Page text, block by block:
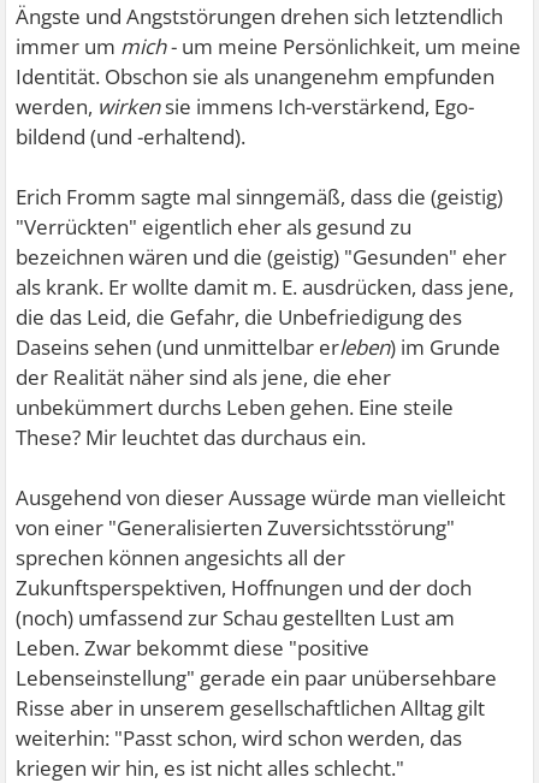
Ängste und Angststörungen drehen sich letztendlich
immer um mich- um meine Persönlichkeit, um meine
Identität. Obschon sie als unangenehm empfunden
werden, wirkensie immens Ich-verstärkend, Ego-
bildend (und -erhaltend).
Erich Fromm sagte mal sinngemäß, dass die (geistig)
"Verrückten" eigentlich eher als gesund zu
bezeichnen wären und die (geistig) "Gesunden" eher
als krank. Er wollte damit m. E. ausdrücken, dass jene,
die das Leid, die Gefahr, die Unbefriedigung des
Daseins sehen (und unmittelbar erleben) im Grunde
der Realität näher sind als jene, die eher
unbekümmert durchs Leben gehen. Eine steile
These? Mir leuchtet das durchaus ein.
Ausgehend von dieser Aussage würde man vielleicht
von einer "Generalisierten Zuversichtsstörung"
sprechen können angesichts all der
Zukunftsperspektiven, Hoffnungen und der doch
(noch) umfassend zur Schau gestellten Lust am
Leben. Zwar bekommt diese "positive
Lebenseinstellung" gerade ein paar unübersehbare
Risse aber in unserem gesellschaftlichen Alltag gilt
weiterhin: "Passt schon, wird schon werden, das
kriegen wir hin, es ist nicht alles schlecht."